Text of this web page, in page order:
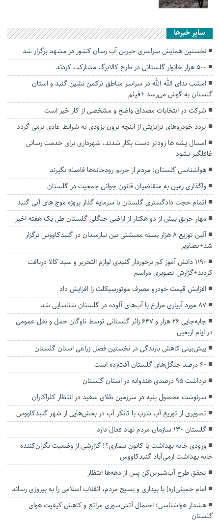
سایر خبرها
نخستین همایش سراسری خیرین آب رسان کشور در مشهد برگزار شد
۵۰۰ هزار خانوار گلستانی در طرح کالابرگ مشارکت کردند
امشب ندای الله الله در سراسر مناطق ترکمن نشین گنبد و استان
گلستان به گوش می‌رسد +فیلم
شرکت در انتخابات مصداق واضح و مشخصی از کار خیر است
تردد خودروهای ترانزیتی از اینچه برون بزودی به شرایط عادی برمی گردد
امسال پشه ها زودتر دست بکار شدند، شهرداری برای خدمت رسانی
غافلگیر نشود
هواشناسی گلستان: مردم از حریم رودخانه‌ها فاصله بگیرند
واگذاری زمین به متقاضیان قانون جوانی جمعیت در گلستان
اتمام حجت دادگستری گلستان با سرمایه گذار پروژه موج های آبی گنبد
مهار حریق بیش از دو هکتار از اراضی جنگلی گلستان طی یک هفته اخیر
آئین توزیع ۸ هزار بسته معیشتی بین نیازمندان در‌ گنبدکاووس برگزار
شد+تصاویر
1190 دانش آموز کم برخوردار گنبدی لوازم التحریر و سبد کالا دریافت
کردند+گزارش تصویری مراسم
افزایش قیمت خودرو مصرف موتورسیکلت را افزایش داد
۸۷ مورد آبیاری مزارع با آب‌های آلوده در گلستان شناسایی شد
جابه‌جایی ۲۶ هزار و ۶۴۷ زائر گلستانی توسط ناوگان حمل و نقل عمومی
در ایام اربعین
پیش‌بینی کاهش بارندگی در نخستین فصل زراعی استان گلستان
۶۰ درصد جنگل‌های گلستان آفت‌زده است
برداشت ۹۵ درصدی هندوانه در استان گلستان
سرنوشت محصول پنبه در سرزمین طلای سفید در انتظار کلزاکاران
تصویری از توزیع آب شرب با تانکر آب در بخش‌هایی از شهر گنبدکاووس
گلستان ۱۳۰ سازمان مردم نهاد فعال دارد
ورودی خانه بهداشت یا کانون بیماری؟! گزارشی از وضعیت نگران‌کننده
خانه بهداشت ارمی‌آباد گنبدکاووس
تحقق طرح آب‌شیرین‌کن پس از دهه‌ها انتظار
امام خمینی(ره) با بیداری و بسیج مردم، انقلاب اسلامی را به پیروزی رساند
هشدار هواشناسی؛ احتمال آتش‌سوزی مراتع و کاهش کیفیت هوای
گلستان